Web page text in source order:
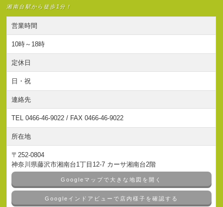
湘南台駅から徒歩1分！
営業時間
10時～18時
定休日
日・祝
連絡先
TEL 0466-46-9022 / FAX 0466-46-9022
所在地
〒252-0804
神奈川県藤沢市湘南台1丁目12-7 カーサ湘南台2階
Googleマップで大きな地図を開く
Googleインドアビューで店内様子を確認する